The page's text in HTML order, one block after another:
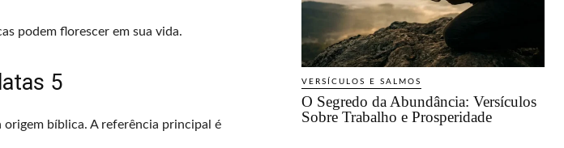
podem florescer em sua vida.
5
origem bíblica. A referência principal é
VERSÍCULOS E SALMOS
O Segredo da Abundância: Versículos
Sobre Trabalho e Prosperidade